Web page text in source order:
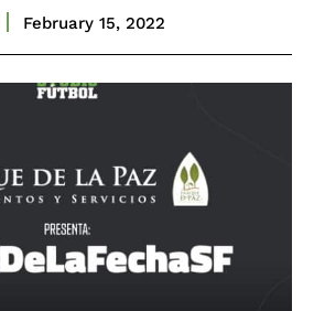
February 15, 2022